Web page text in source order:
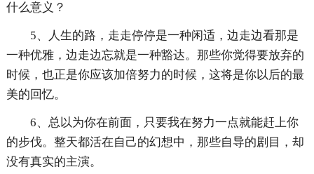
什么意义？
5、人生的路，走走停停是一种闲适，边走边看那是
一种优雅，边走边忘就是一种豁达。那些你觉得要放弃的
时候，也正是你应该加倍努力的时候，这将是你以后的最
美的回忆。
6、总以为你在前面，只要我在努力一点就能赶上你
的步伐。整天都活在自己的幻想中，那些自导的剧目，却
没有真实的主演。